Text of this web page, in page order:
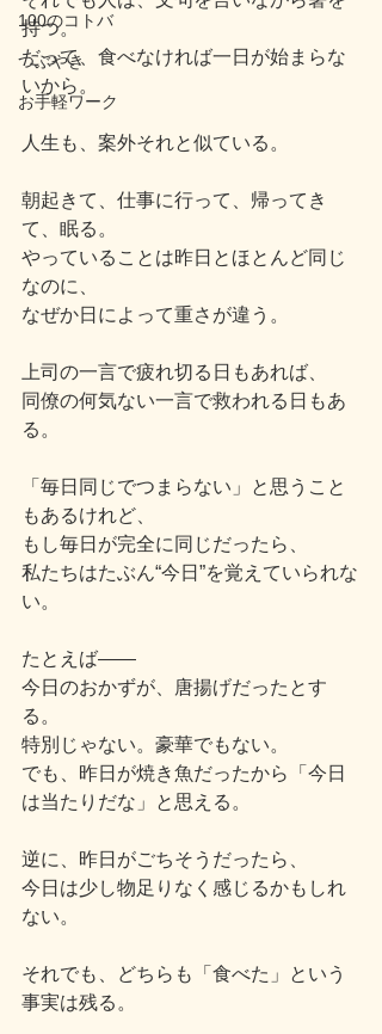
100のコトバ
つぶやき
お手軽ワーク
持つ。
だって、食べなければ一日が始まらな
いから。
人生も、案外それと似ている。
朝起きて、仕事に行って、帰ってき
て、眠る。
やっていることは昨日とほとんど同じ
なのに、
なぜか日によって重さが違う。
上司の一言で疲れ切る日もあれば、
同僚の何気ない一言で救われる日もあ
る。
「毎日同じでつまらない」と思うこと
もあるけれど、
もし毎日が完全に同じだったら、
私たちはたぶん“今日”を覚えていられな
い。
たとえば――
今日のおかずが、唐揚げだったとす
る。
特別じゃない。豪華でもない。
でも、昨日が焼き魚だったから「今日
は当たりだな」と思える。
逆に、昨日がごちそうだったら、
今日は少し物足りなく感じるかもしれ
ない。
それでも、どちらも「食べた」という
事実は残る。